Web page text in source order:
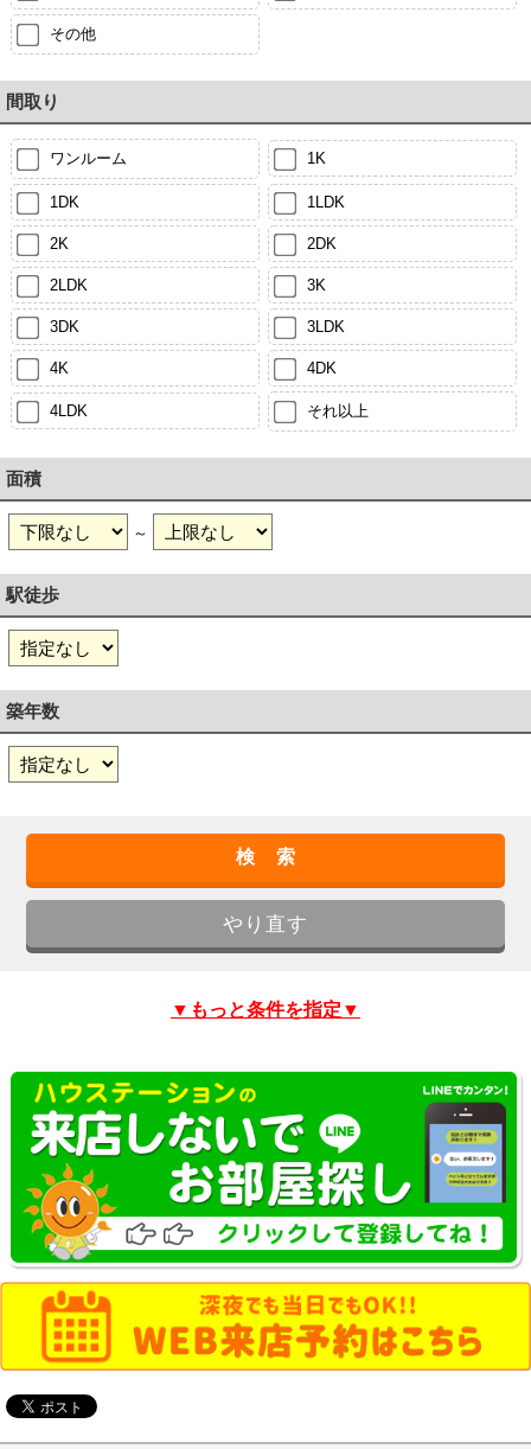
その他
間取り
ワンルーム 1K
1DK 1LDK
2K 2DK
2LDK 3K
3DK 3LDK
4K 4DK
4LDK それ以上
面積
～
駅徒歩
築年数
▼もっと条件を指定▼